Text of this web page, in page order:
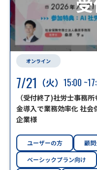
オンライン
7/21 （火） 15:00
（受付終了)社労⼠事務
⾦導⼊で業務効率化 社
企業様
ユーザーの方 顧
ベーシックプラン向け